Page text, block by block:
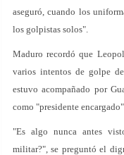
aseguró, cuando los
los golpistas solos".
Maduro recordó que
varios intentos de golpe
estuvo acompañado por
como "presidente
"Es algo nunca antes
militar?", se preguntó el